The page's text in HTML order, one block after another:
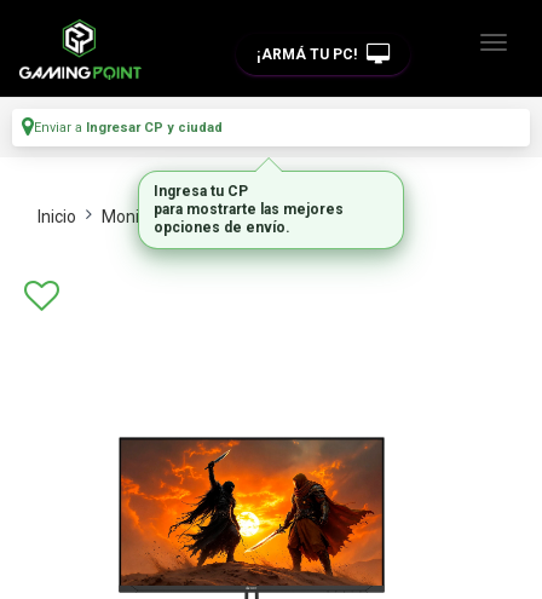
¡ARMÁ TU PC!
Enviar a Ingresar CP y ciudad
Inicio Monitores Y Tvs Monitores
Ingresa tu CP
para mostrarte las mejores
opciones de envío.